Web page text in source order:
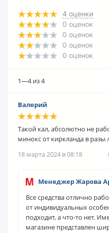
4 оценки
0 оценок
0 оценок
0 оценок
0 оценок
1—4из 4
Валерий
Такой кал, абсолютно не
минокс от киркланда в разы
18 марта 2024 в 08:18
Менеджер Жарова
Все средства отлично
от индивидуальных
подходит, а что-то нет.
магазине представлен